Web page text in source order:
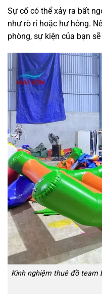
Sự cố có thể xảy ra bất
như rò rỉ hoặc hư hỏng.
phòng, sự kiện của bạn
Kinh nghiệm thuê đồ team